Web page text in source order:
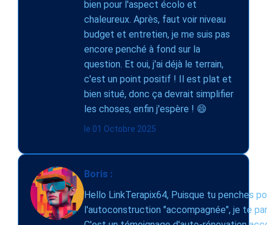
bien pour l'aspect écolo et
chaleureux. Après, faut voir niveau
budget et entretien, je me suis pas
encore penché à fond sur la
question. Et oui, j'ai déjà le terrain,
c'est un point positif ! Il est plat et
bien situé, donc ça devrait simplifier
les choses, enfin j'espère ! 😄
le 01 Octobre 2025
Boris :
Hello LinkTerapix64, Puisque tu penches
l'autoconstruction "accompagnée", je te